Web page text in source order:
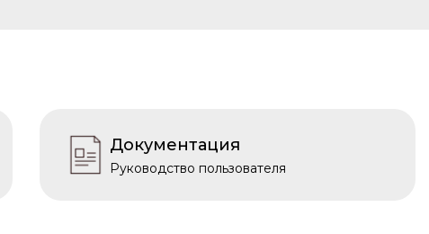
Документация
Руководство пользователя